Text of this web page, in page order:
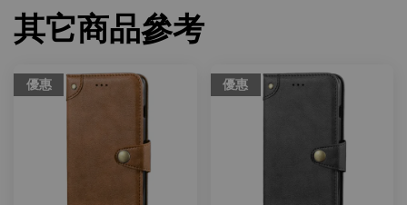
其它商品參考
優惠 優惠